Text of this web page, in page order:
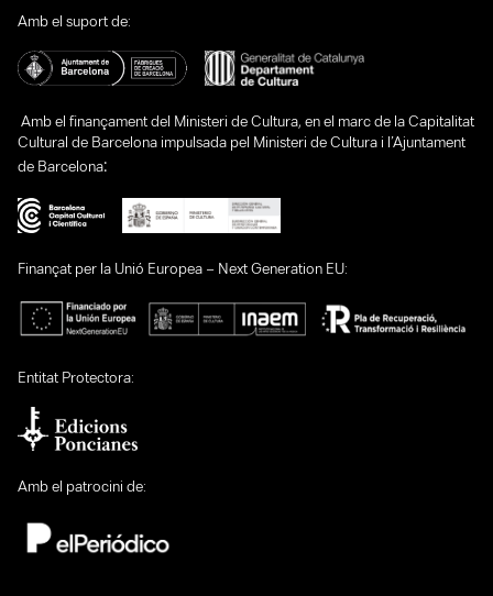
Amb el suport de:
Amb el finançament del Ministeri de Cultura, en el marc de la Capitalitat
Cultural de Barcelona impulsada pel Ministeri de Cultura i l’Ajuntament
de Barcelona:
Finançat per la Unió Europea – Next Generation EU:
Entitat Protectora:
Amb el patrocini de: